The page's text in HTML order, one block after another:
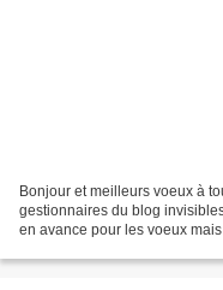
Bonjour et meilleurs voeux à
gestionnaires du blog
en avance pour les voeux